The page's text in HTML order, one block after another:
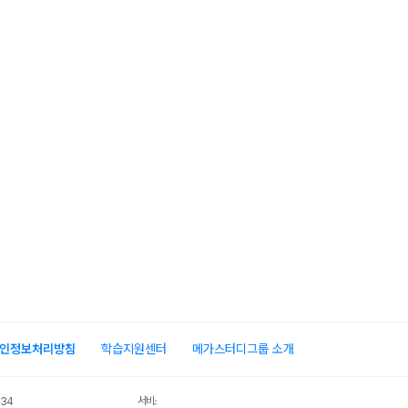
정보처리방침 학습지원센터 메가스터디그룹 소개
서비스 가입사실 확인